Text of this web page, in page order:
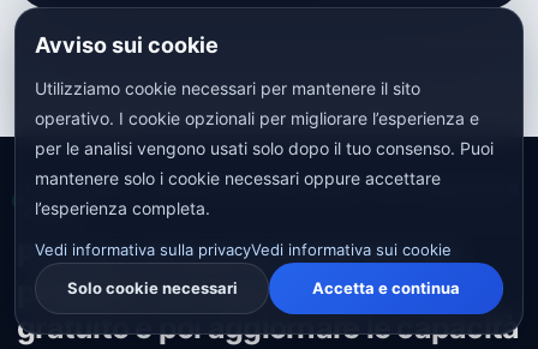
Avvio gratuito · Identificazione del prodotto · DPP Preparazione
dei dati
Passare attraverso l'identità del
prodotto con il pacchetto di base
gratuito e poi aggiornare le capacità
Avviso sui cookie
Utilizziamo cookie necessari per mantenere il sito
operativo. I cookie opzionali per migliorare l’esperienza e
per le analisi vengono usati solo dopo il tuo consenso. Puoi
mantenere solo i cookie necessari oppure accettare
l’esperienza completa.
Vedi informativa sulla privacyVedi informativa sui cookie
Solo cookie necessari
Accetta e continua